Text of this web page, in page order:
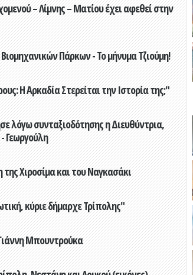
– Λίμνης – Ματίου έχει αφεθεί στην
Πάρκων - Το μήνυμα Τζιούμη!
Η Αρκαδία Στερείται την Ιστορία της;"
λόγω συνταξιοδότησης η Διευθύντρια,
Γεωργούλη
Χιροσίμα και του Ναγκασάκι
κύριε δήμαρχε Τρίπολης"
Μπουντρούκα